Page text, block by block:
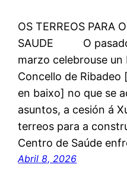
OS TERREOS PARA
SAUDE O pasado
marzo celebrouse
Concello de
en baixo] no que se
asuntos, a cesión á
terreos para a
Centro de Saúde
Abril 8, 2026